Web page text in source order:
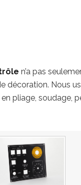
n’a pas
décoration. Nous
en pliage,